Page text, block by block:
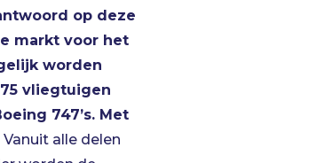
op deze
markt voor het
worden
75 vliegtuigen
747’s. Met
Vanuit alle delen